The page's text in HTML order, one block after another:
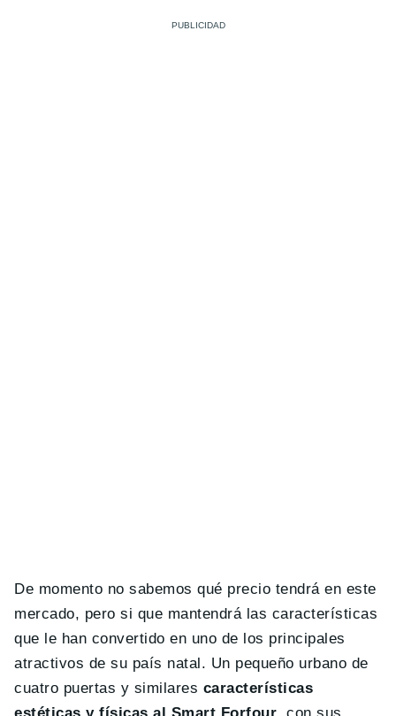
De momento no sabemos qué precio tendrá en este
mercado, pero si que mantendrá las características
que le han convertido en uno de los principales
atractivos de su país natal. Un pequeño urbano de
cuatro puertas y similares características